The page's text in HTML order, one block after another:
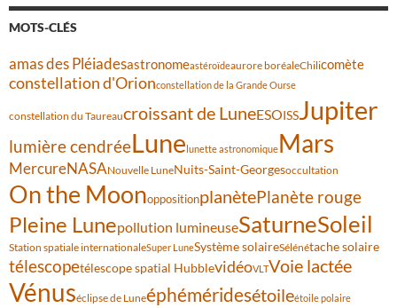
MOTS-CLÉS
amas des Pléiadesastronomeastéroïdeaurore boréaleChilicomète
constellation d'Orionconstellation de la Grande Ourse
constellation du Taureaucroissant de LuneESOISSJupiter
lumière cendréeLunelunette astronomiqueMars
MercureNASANouvelle LuneNuits-Saint-Georgesoccultation
On the MoonoppositionplanètePlanète rouge
Pleine Lunepollution lumineuseSaturneSoleil
Station spatiale internationaleSuper LuneSystème solaireSélénétache solaire
télescopetélescope spatial HubblevidéoVLTVoie lactée
Vénuséclipse de Luneéphéméridesétoileétoile polaire